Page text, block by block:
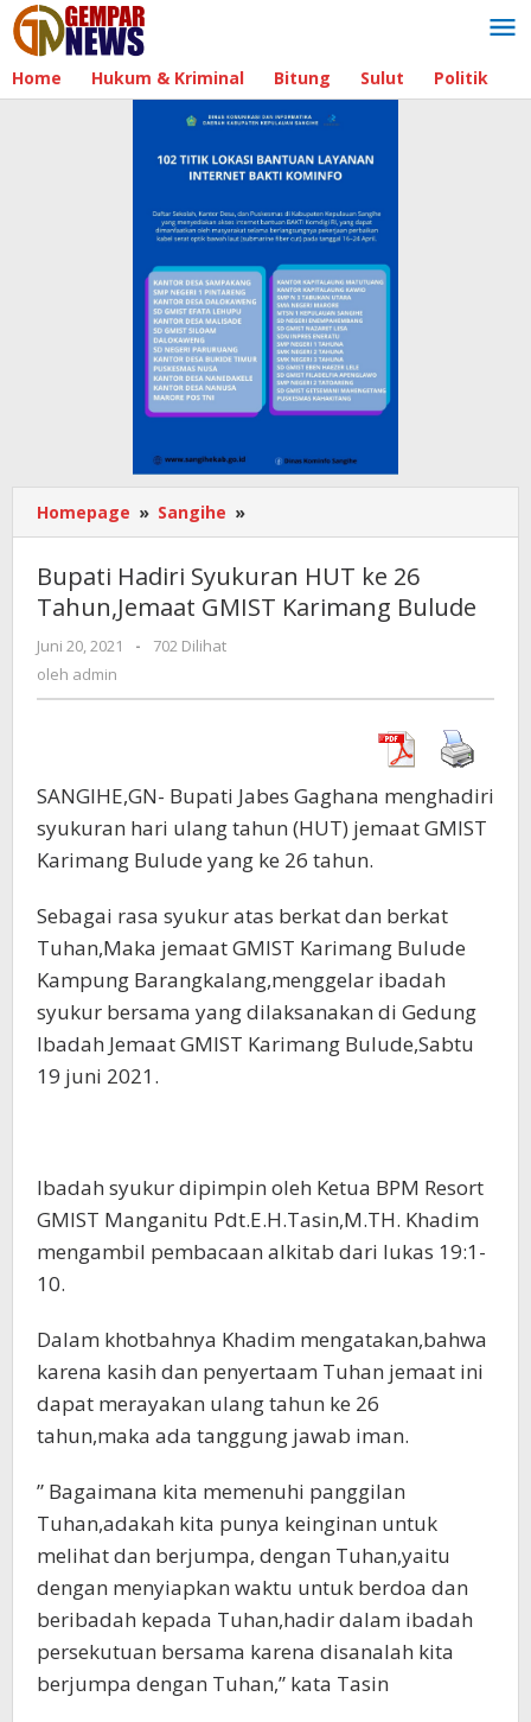
Lewati
ke
konten
Home Hukum & Kriminal Bitung Sulut Politik
Homepage » Sangihe »
Hadiri
HUT
ke
Bupati Hadiri Syukuran HUT ke 26
Tahun,Jemaat GMIST Karimang Bulude
Juni 20, 2021
oleh
-
702 Dilihat
oleh admin
SANGIHE,GN- Bupati Jabes Gaghana menghadiri
syukuran hari ulang tahun (HUT) jemaat GMIST
Karimang Bulude yang ke 26 tahun.
Sebagai rasa syukur atas berkat dan berkat
Tuhan,Maka jemaat GMIST Karimang Bulude
Kampung Barangkalang,menggelar ibadah
syukur bersama yang dilaksanakan di Gedung
Ibadah Jemaat GMIST Karimang Bulude,Sabtu
19 juni 2021.
Ibadah syukur dipimpin oleh Ketua BPM Resort
GMIST Manganitu Pdt.E.H.Tasin,M.TH. Khadim
mengambil pembacaan alkitab dari lukas 19:1-
10.
Dalam khotbahnya Khadim mengatakan,bahwa
karena kasih dan penyertaam Tuhan jemaat ini
dapat merayakan ulang tahun ke 26
tahun,maka ada tanggung jawab iman.
” Bagaimana kita memenuhi panggilan
Tuhan,adakah kita punya keinginan untuk
melihat dan berjumpa, dengan Tuhan,yaitu
dengan menyiapkan waktu untuk berdoa dan
beribadah kepada Tuhan,hadir dalam ibadah
persekutuan bersama karena disanalah kita
berjumpa dengan Tuhan,” kata Tasin